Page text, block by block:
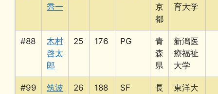
秀一
京
都
育大学
#88
木村
啓太
郎
25 176 PG
青
森
県
新潟医
療福祉
大学
#99
筑波
26 188 SF
長
東洋大